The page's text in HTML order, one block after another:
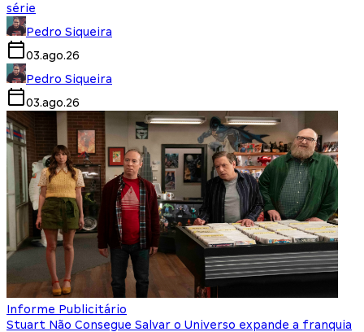
série
Pedro Siqueira
03.ago.26
Pedro Siqueira
03.ago.26
Informe Publicitário
Stuart Não Consegue Salvar o Universo expande a franquia